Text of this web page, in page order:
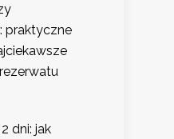
praktyczne
dni: jak